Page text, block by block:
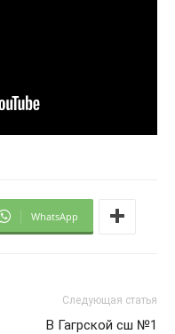
WhatsApp
Следующая статья
В Гагрской сш №1